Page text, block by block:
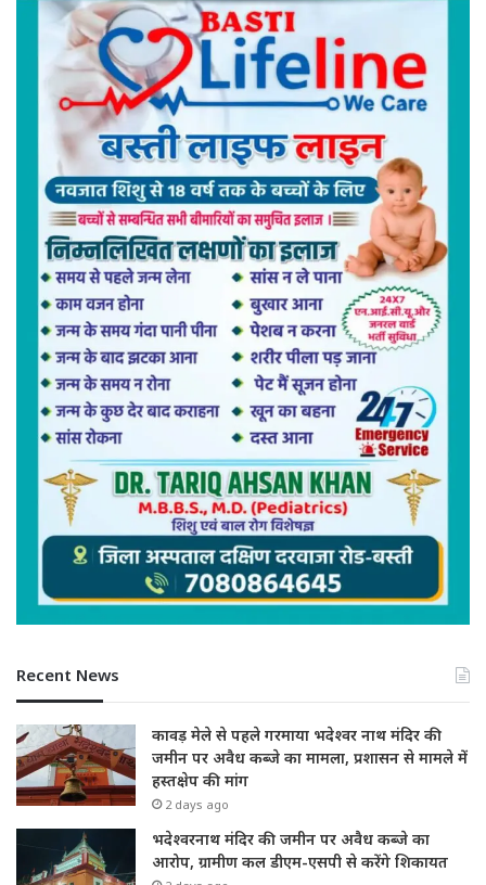
Recent News
कावड़ मेले से पहले गरमाया भदेश्वर नाथ मंदिर की
जमीन पर अवैध कब्जे का मामला, प्रशासन से मामले में
हस्तक्षेप की मांग
2 days ago
भदेश्वरनाथ मंदिर की जमीन पर अवैध कब्जे का
आरोप, ग्रामीण कल डीएम-एसपी से करेंगे शिकायत